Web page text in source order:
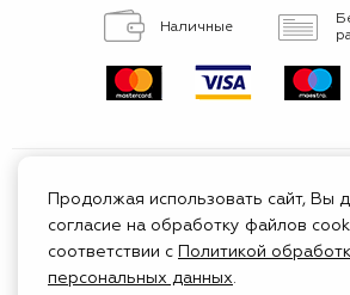
Наличные
Сертифицированный
Продолжая использовать сайт, Вы
согласие на обработку файлов
соответствии с
Политикой
персональных данных.